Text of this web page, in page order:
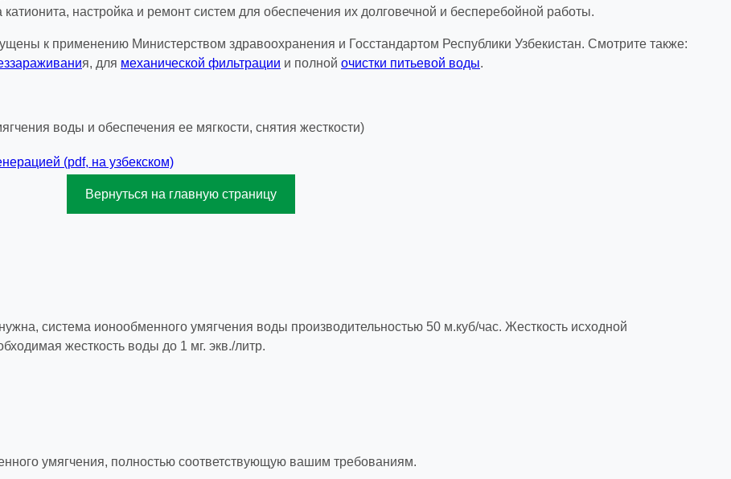
настройка и ремонт систем для обеспечения их долговечной и бесперебойной работы.
к применению Министерством здравоохранения и Госстандартом Республики Узбекистан. Смотрите также:
я, для механической фильтрации и полной очистки питьевой воды.
(pdf, на узбекском)
Вернуться на главную страницу
система ионообменного умягчения воды производительностью 50 м.куб/час. Жесткость исходной
жесткость воды до 1 мг. экв./литр.
умягчения, полностью соответствующую вашим требованиям.